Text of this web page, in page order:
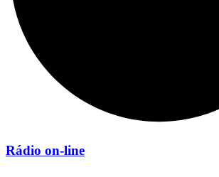
Rádio on-line